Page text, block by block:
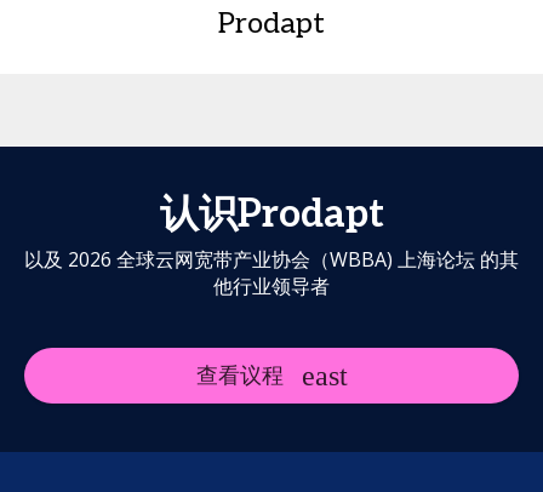
Prodapt
认识Prodapt
以及 2026 全球云网宽带产业协会（WBBA) 上海论坛 的其
他行业领导者
查看议程